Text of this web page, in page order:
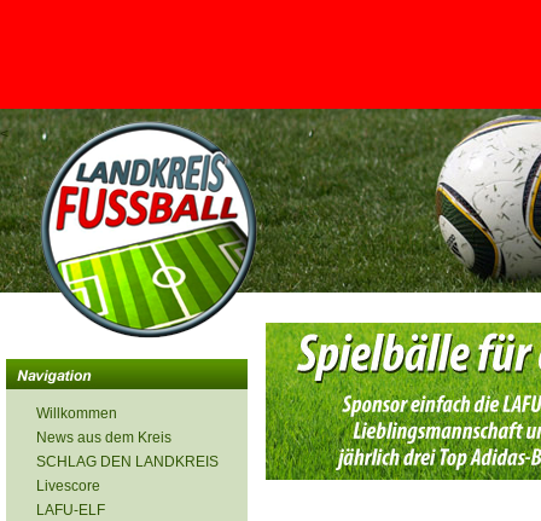
<
Willkommen
News aus dem Kreis
SCHLAG DEN LANDKREIS
Livescore
LAFU-ELF